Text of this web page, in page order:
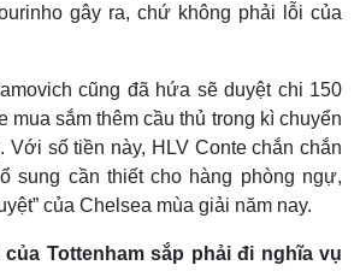
gây ra, chứ không phải lỗi của
cũng đã hứa sẽ duyệt chi 150
mua sắm thêm cầu thủ trong kì chuyển
Với số tiền này, HLV Conte chắn chắn
sung cần thiết cho hàng phòng ngự,
của Chelsea mùa giải năm nay.
Tottenham sắp phải đi nghĩa vụ